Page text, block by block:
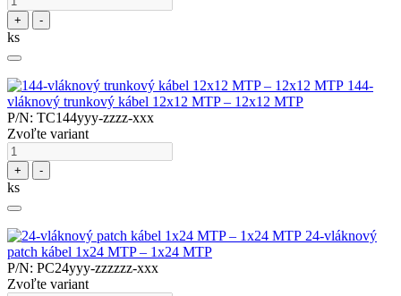
+ -
ks
144-
vláknový trunkový kábel 12x12 MTP – 12x12 MTP
P/N: TC144yyy-zzzz-xxx
Zvoľte variant
+ -
ks
24-vláknový
patch kábel 1x24 MTP – 1x24 MTP
P/N: PC24yyy-zzzzzz-xxx
Zvoľte variant